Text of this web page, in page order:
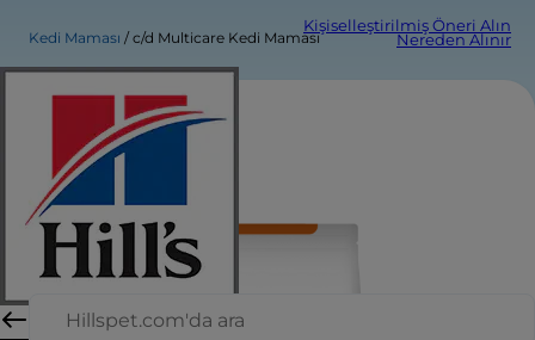
Kişiselleştirilmiş Öneri Alın
Nereden Alınır
Kedi Maması c/d Multicare Kedi Maması